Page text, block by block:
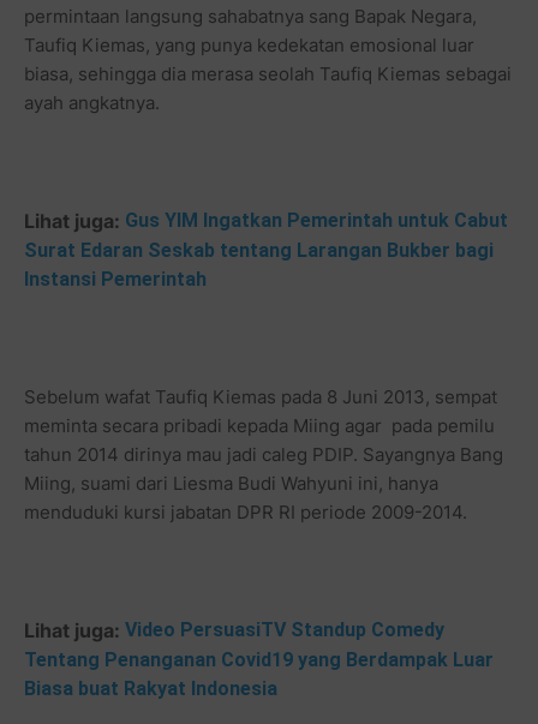
permintaan langsung sahabatnya sang Bapak Negara,
Taufiq Kiemas, yang punya kedekatan emosional luar
biasa, sehingga dia merasa seolah Taufiq Kiemas sebagai
ayah angkatnya.
Lihat juga: Gus YIM Ingatkan Pemerintah untuk Cabut
Surat Edaran Seskab tentang Larangan Bukber bagi
Instansi Pemerintah
Sebelum wafat Taufiq Kiemas pada 8 Juni 2013, sempat
meminta secara pribadi kepada Miing agar pada pemilu
tahun 2014 dirinya mau jadi caleg PDIP. Sayangnya Bang
Miing, suami dari Liesma Budi Wahyuni ini, hanya
menduduki kursi jabatan DPR RI periode 2009-2014.
Lihat juga: Video PersuasiTV Standup Comedy
Tentang Penanganan Covid19 yang Berdampak Luar
Biasa buat Rakyat Indonesia